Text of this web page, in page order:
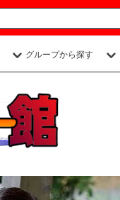
グループから探す